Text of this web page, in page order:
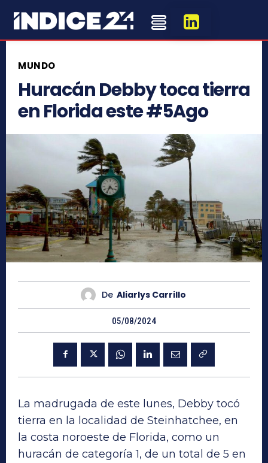
MUNDO
Huracán Debby toca tierra
en Florida este #5Ago
De Aliarlys Carrillo
05/08/2024
La madrugada de este lunes, Debby tocó
tierra en la localidad de Steinhatchee, en
la costa noroeste de Florida, como un
huracán de categoría 1, de un total de 5 en